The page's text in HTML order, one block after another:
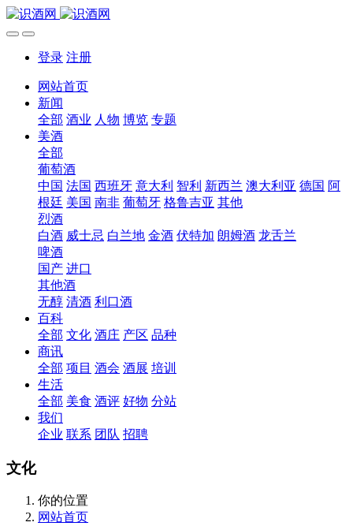
登录 注册
网站首页
新闻
全部 酒业 人物 博览 专题
美酒
全部
葡萄酒
中国 法国 西班牙 意大利 智利 新西兰 澳大利亚 德国 阿
根廷 美国 南非 葡萄牙 格鲁吉亚 其他
烈酒
白酒 威士忌 白兰地 金酒 伏特加 朗姆酒 龙舌兰
啤酒
国产 进口
其他酒
无醇 清酒 利口酒
百科
全部 文化 酒庄 产区 品种
商讯
全部 项目 酒会 酒展 培训
生活
全部 美食 酒评 好物 分站
我们
企业 联系 团队 招聘
文化
你的位置
网站首页